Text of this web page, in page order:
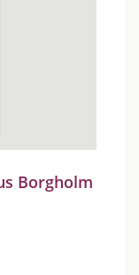
Borgholm